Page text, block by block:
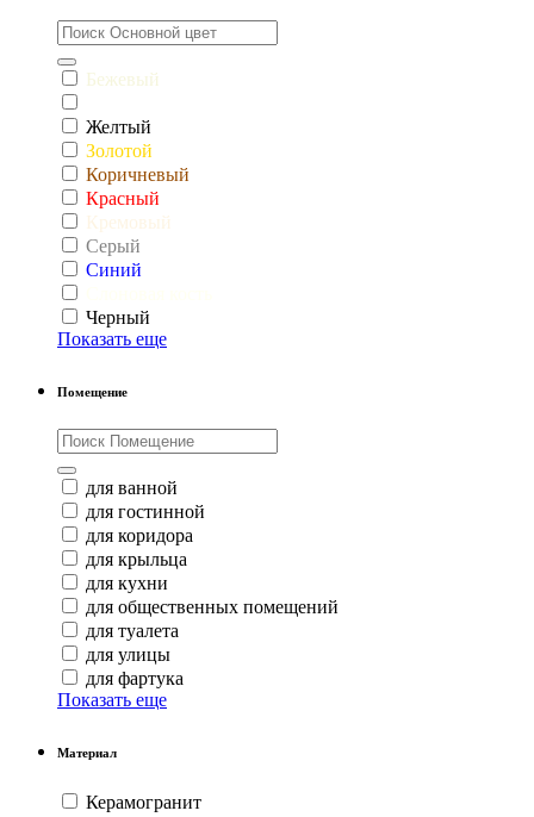
Бежевый
Желтый
Золотой
Коричневый
Красный
Кремовый
Серый
Синий
Черный
Показать еще
Помещение
для ванной
для гостинной
для коридора
для крыльца
для кухни
для общественных помещений
для туалета
для улицы
для фартука
Показать еще
Материал
Керамогранит